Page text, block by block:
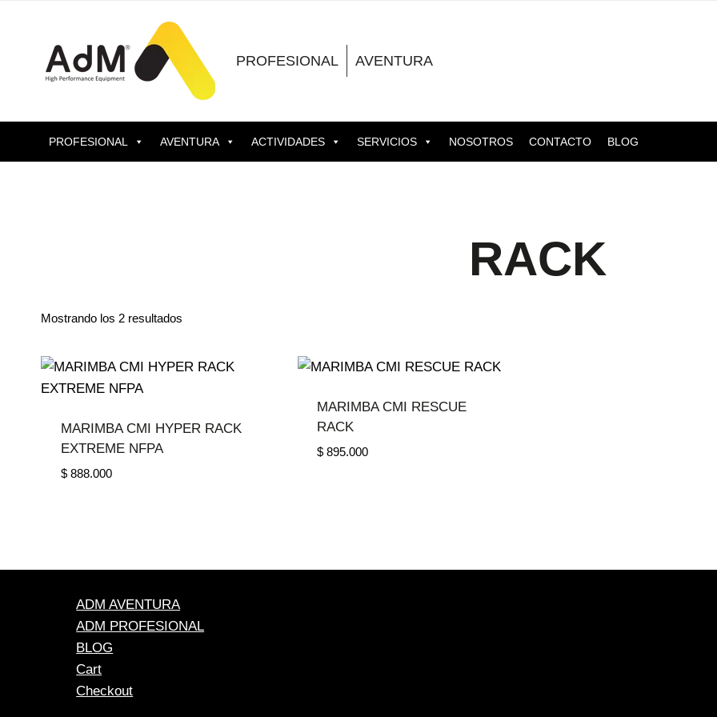
contenido
PROFESIONAL AVENTURA
PROFESIONAL AVENTURA ACTIVIDADES SERVICIOS NOSOTROS CONTACTO BLOG
RACK
Mostrando los 2 resultados
MARIMBA CMI HYPER RACK
EXTREME NFPA
$888.000
MARIMBA CMI RESCUE
RACK
$ 895.000
ADM AVENTURA
ADM PROFESIONAL
BLOG
Cart
Checkout